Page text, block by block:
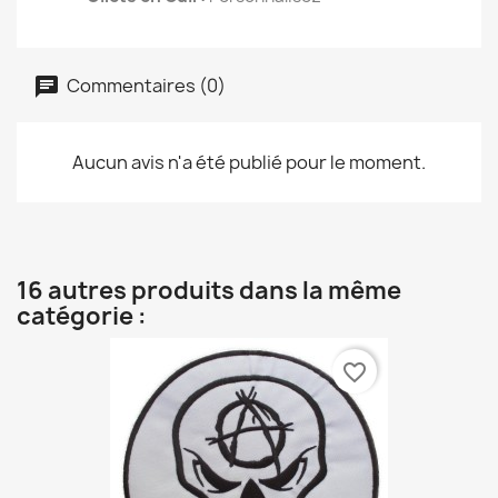
Commentaires (0)
Aucun avis n'a été publié pour le moment.
16 autres produits dans la même
catégorie :
favorite_border